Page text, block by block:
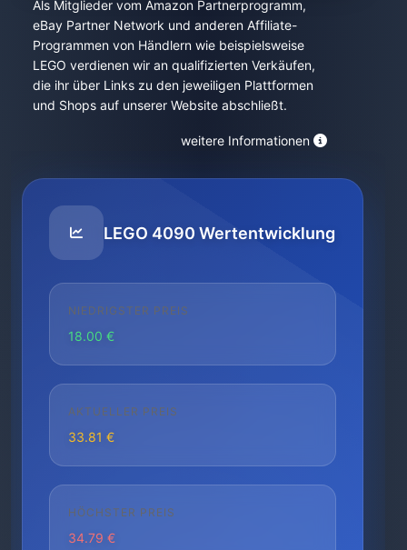
Als Mitglieder vom Amazon Partnerprogramm,
eBay Partner Network und anderen Affiliate-
Programmen von Händlern wie beispielsweise
LEGO verdienen wir an qualifizierten Verkäufen,
die ihr über Links zu den jeweiligen Plattformen
und Shops auf unserer Website abschließt.
weitere Informationen
LEGO 4090 Wertentwicklung
NIEDRIGSTER PREIS
18.00 €
AKTUELLER PREIS
33.81 €
HÖCHSTER PREIS
34.79 €